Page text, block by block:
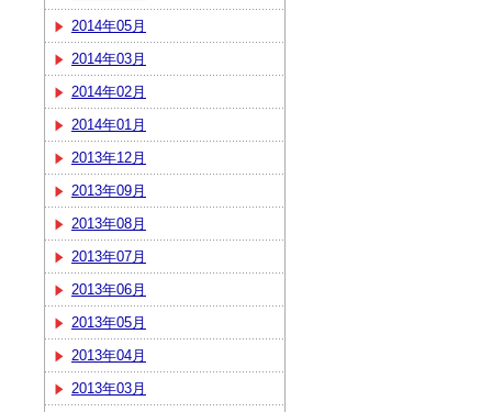
2014年05月
2014年03月
2014年02月
2014年01月
2013年12月
2013年09月
2013年08月
2013年07月
2013年06月
2013年05月
2013年04月
2013年03月